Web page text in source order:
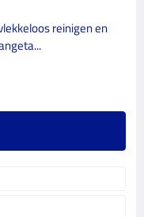
reinigen en